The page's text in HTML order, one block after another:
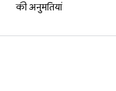
की अनुमतियां